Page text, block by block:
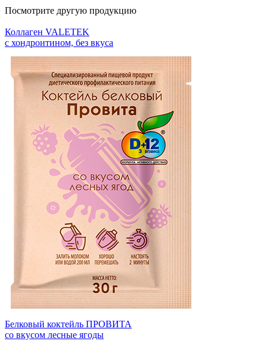
Посмотрите другую продукцию
Коллаген VALETEK
с хондроитином, без вкуса
Белковый коктейль ПРОВИТА
со вкусом лесные ягоды